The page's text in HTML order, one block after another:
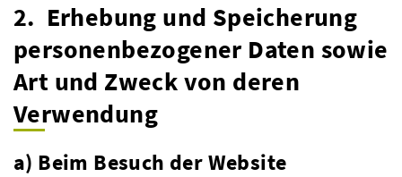
2. Erhebung und Speicherung
personenbezogener Daten sowie
Art und Zweck von deren
Verwendung
a) Beim Besuch der Website